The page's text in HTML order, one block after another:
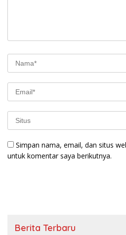
Simpan nama, email, dan situs
untuk komentar saya berikutnya.
Berita Terbaru